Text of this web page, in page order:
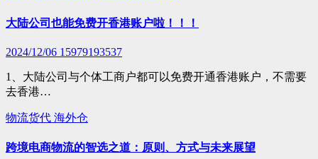
大陆公司也能免费开香港账户啦！！！
2024/12/06 15979193537
1、大陆公司与个体工商户都可以免费开通香港账户，不需要
去香港…
物流货代 海外仓
跨境电商物流的智选之道：原则、方式与未来展望